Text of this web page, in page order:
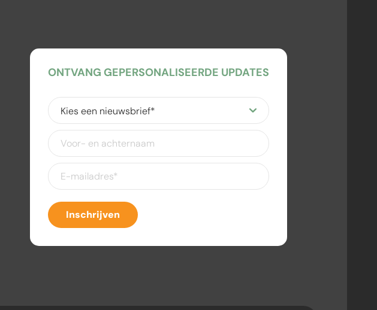
ONTVANG GEPERSONALISEERDE UPDATES
Kies
een
nieuwsbrief(Vereist)
Voor-
en
achternaam
E-
mailadres(Vereist)
Inschrijven